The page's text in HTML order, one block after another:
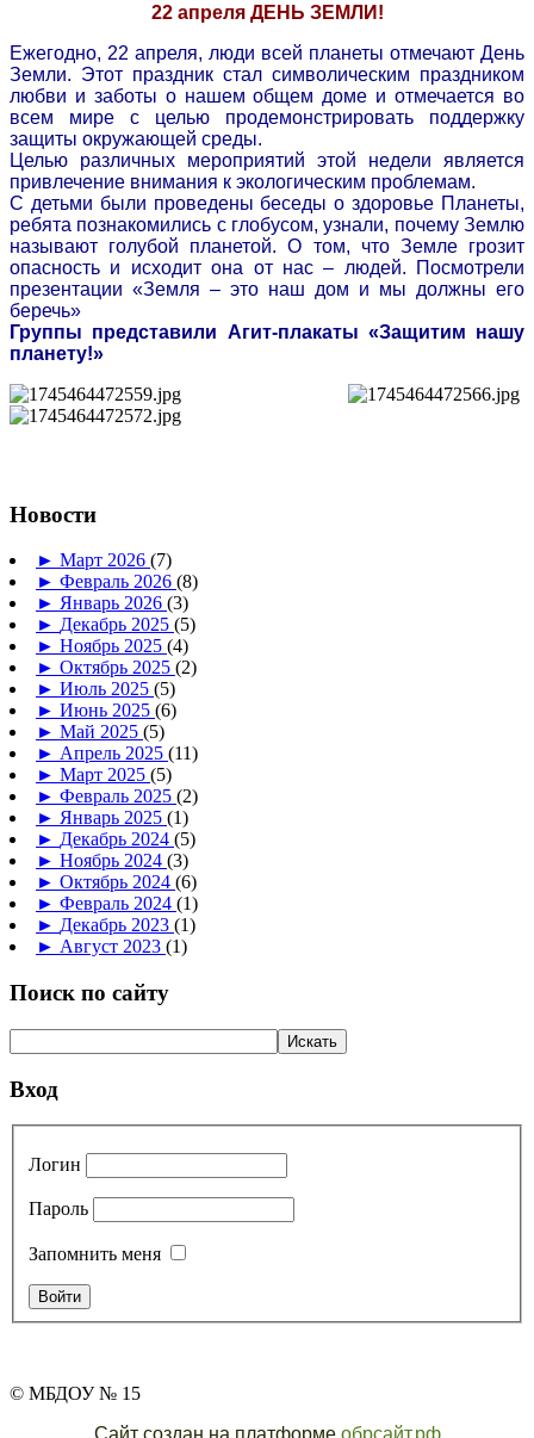
22 апреля ДЕНЬ ЗЕМЛИ!
Ежегодно, 22 апреля, люди всей планеты отмечают День
Земли. Этот праздник стал символическим праздником
любви и заботы о нашем общем доме и отмечается во
всем мире с целью продемонстрировать поддержку
защиты окружающей среды.
Целью различных мероприятий этой недели является
привлечение внимания к экологическим проблемам.
С детьми были проведены беседы о здоровье Планеты,
ребята познакомились с глобусом, узнали, почему Землю
называют голубой планетой. О том, что Земле грозит
опасность и исходит она от нас – людей. Посмотрели
презентации «Земля – это наш дом и мы должны его
беречь»
Группы представили Агит-плакаты «Защитим нашу
планету!»
Новости
► Март 2026 (7)
► Февраль 2026 (8)
► Январь 2026 (3)
► Декабрь 2025 (5)
► Ноябрь 2025 (4)
► Октябрь 2025 (2)
► Июль 2025 (5)
► Июнь 2025 (6)
► Май 2025 (5)
► Апрель 2025 (11)
► Март 2025 (5)
► Февраль 2025 (2)
► Январь 2025 (1)
► Декабрь 2024 (5)
► Ноябрь 2024 (3)
► Октябрь 2024 (6)
► Февраль 2024 (1)
► Декабрь 2023 (1)
► Август 2023 (1)
Поиск по сайту
Вход
Логин
Пароль
Запомнить меня
© МБДОУ № 15
Сайт создан на платформе обрсайт.рф